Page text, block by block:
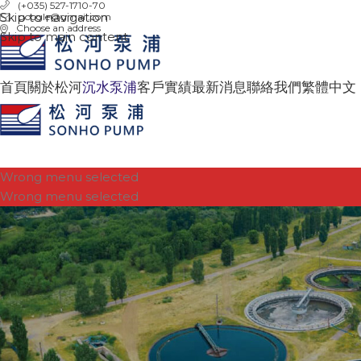
Skip to navigation
Skip to main content
(+035) 527-1710-70
google@gmail.com
Choose an address
首頁關於松河沉水泵浦客戶實績最新消息聯絡我們繁體中文
Wrong menu selected
Wrong menu selected
我想要找 .. 首頁 沉水泵浦